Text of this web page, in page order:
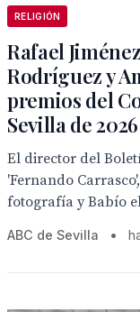
RELIGIÓN
Rafael
Rodríguez y
premios del
Sevilla de 2026
El director del
'Fernando
fotografía y Babío
ABC de Sevilla •